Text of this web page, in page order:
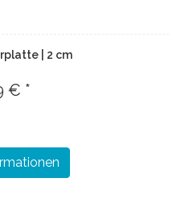
| 2 cm
€ *